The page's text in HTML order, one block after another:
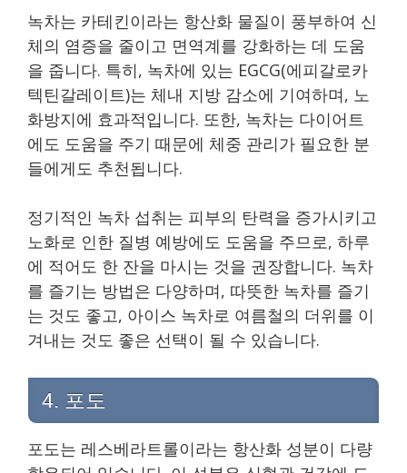
녹차는 카테킨이라는 항산화 물질이 풍부하여 신
체의 염증을 줄이고 면역계를 강화하는 데 도움
을 줍니다. 특히, 녹차에 있는 EGCG(에피갈로카
텍틴갈레이트)는 체내 지방 감소에 기여하며, 노
화방지에 효과적입니다. 또한, 녹차는 다이어트
에도 도움을 주기 때문에 체중 관리가 필요한 분
들에게도 추천됩니다.
정기적인 녹차 섭취는 피부의 탄력을 증가시키고
노화로 인한 질병 예방에도 도움을 주므로, 하루
에 적어도 한 잔을 마시는 것을 권장합니다. 녹차
를 즐기는 방법은 다양하며, 따뜻한 녹차를 즐기
는 것도 좋고, 아이스 녹차로 여름철의 더위를 이
겨내는 것도 좋은 선택이 될 수 있습니다.
4. 포도
포도는 레스베라트롤이라는 항산화 성분이 다량